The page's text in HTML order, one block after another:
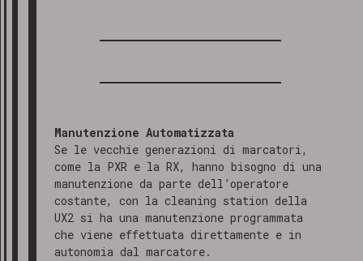
Manutenzione Automatizzata
Se le vecchie generazioni di marcatori,
come la PXR e la RX, hanno bisogno di una
manutenzione da parte dell’operatore
costante, con la cleaning station della
UX2 si ha una manutenzione programmata
che viene effettuata direttamente e in
autonomia dal marcatore.